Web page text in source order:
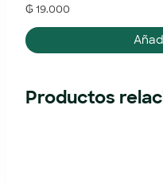
₲19.000
Productos